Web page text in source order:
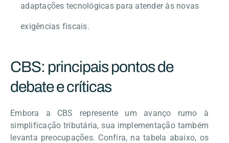
adaptações tecnológicas para atender às novas
exigências fiscais.
CBS: principais pontos de
debate e críticas
Embora a CBS represente um avanço rumo à
simplificação tributária, sua implementação também
levanta preocupações. Confira, na tabela abaixo, os